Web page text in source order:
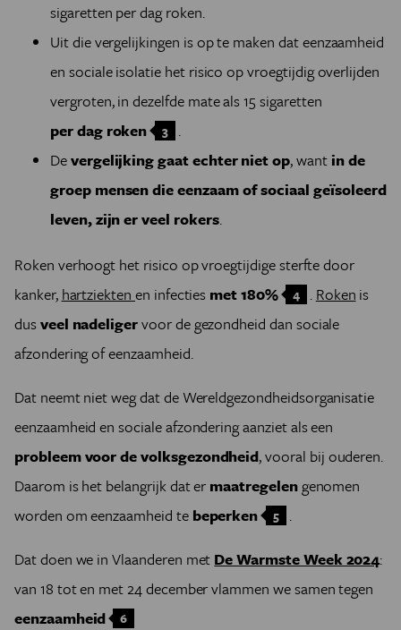
sigaretten per dag roken.
Uit die vergelijkingen is op te maken dat eenzaamheid
en sociale isolatie het risico op vroegtijdig overlijden
vergroten, in dezelfde mate als 15 sigaretten
per dag roken
3 .
Devergelijking gaat echter niet op, want in de
groep mensen die eenzaam of sociaal geïsoleerd
leven, zijn er veel rokers.
Roken verhoogt het risico op vroegtijdige sterfte door
kanker, hartziekten en infecties met 180% 4 . Roken is
dusveel nadeligervoor de gezondheid dan sociale
afzondering of eenzaamheid.
Dat neemt niet weg dat de Wereldgezondheidsorganisatie
eenzaamheid en sociale afzondering aanziet als een
probleem voor de volksgezondheid, vooral bij ouderen.
Daarom is het belangrijk dat er maatregelengenomen
worden om eenzaamheid te beperken 5 .
Dat doen we in Vlaanderen met De Warmste Week 2024:
van 18 tot en met 24 december vlammen we samen tegen
eenzaamheid
6